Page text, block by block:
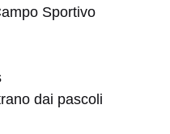
Sportivo
dai pascoli